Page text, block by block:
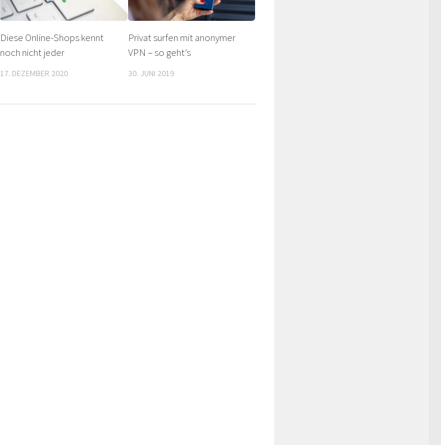
Diese Online-Shops kennt
noch nicht jeder
17. DEZEMBER 2020
Privat surfen mit anonymer
VPN – so geht’s
30. JUNI 2019